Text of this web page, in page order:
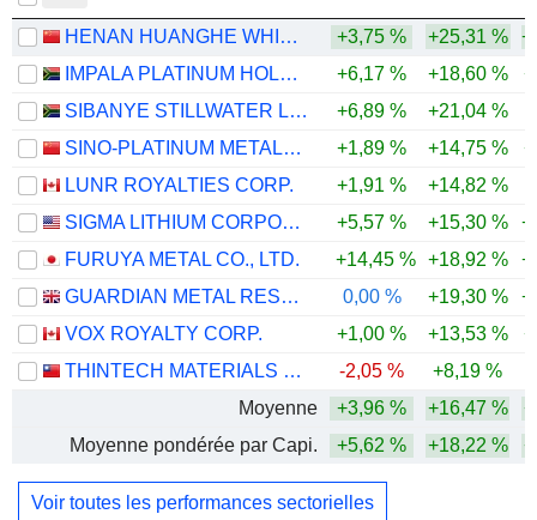
HENAN HUANGHE WHIRLWIND CO., LTD. +3,75 % +25,31 %
IMPALA PLATINUM HOLDINGS LIMITED
+6,17 % +18,60 %
SIBANYE STILLWATER LIMITED
+6,89 % +21,04 %
SINO-PLATINUM METALS CO.,LTD
+1,89 % +14,75 %
LUNR ROYALTIES CORP.
+1,91 %
+14,82 %
SIGMA LITHIUM CORPORATION
+5,57 % +15,30 %
FURUYA METAL CO., LTD.
+14,45 % +18,92 %
GUARDIAN METAL RESOURCES PLC
0,00 % +19,30 %
VOX ROYALTY CORP.
+1,00 % +13,53 %
THINTECH MATERIALS TECHNOLOGY CO., LTD.
-2,05 % +8,19 %
Moyenne
+3,96 % +16,47 %
Moyenne pondérée par Capi.
+5,62 % +18,22 %
Voir toutes les performances sectorielles